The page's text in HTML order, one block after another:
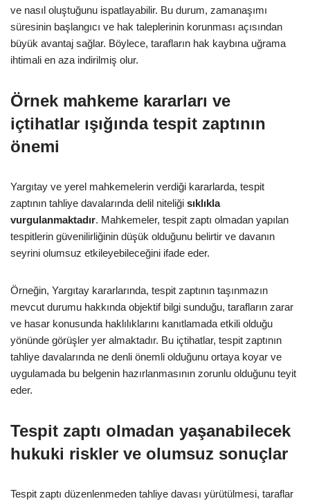
ve nasıl oluştuğunu ispatlayabilir. Bu durum, zamanaşımı
süresinin başlangıcı ve hak taleplerinin korunması açısından
büyük avantaj sağlar. Böylece, tarafların hak kaybına uğrama
ihtimali en aza indirilmiş olur.
Örnek mahkeme kararları ve
içtihatlar ışığında tespit zaptının
önemi
Yargıtay ve yerel mahkemelerin verdiği kararlarda, tespit
zaptının tahliye davalarında delil niteliği sıklıkla
vurgulanmaktadır. Mahkemeler, tespit zaptı olmadan yapılan
tespitlerin güvenilirliğinin düşük olduğunu belirtir ve davanın
seyrini olumsuz etkileyebileceğini ifade eder.
Örneğin, Yargıtay kararlarında, tespit zaptının taşınmazın
mevcut durumu hakkında objektif bilgi sunduğu, tarafların zarar
ve hasar konusunda haklılıklarını kanıtlamada etkili olduğu
yönünde görüşler yer almaktadır. Bu içtihatlar, tespit zaptının
tahliye davalarında ne denli önemli olduğunu ortaya koyar ve
uygulamada bu belgenin hazırlanmasının zorunlu olduğunu teyit
eder.
Tespit zaptı olmadan yaşanabilecek
hukuki riskler ve olumsuz sonuçlar
Tespit zaptı düzenlenmeden tahliye davası yürütülmesi, taraflar